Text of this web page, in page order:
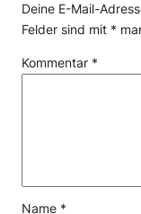
Deine E-Mail-
Felder sind mit *
Kommentar *
Name *